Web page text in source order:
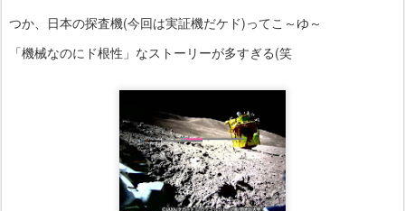
つか、日本の探査機(今回は実証機だケド)ってこ～ゆ～
「機械なのにド根性」なストーリーが多すぎる(笑